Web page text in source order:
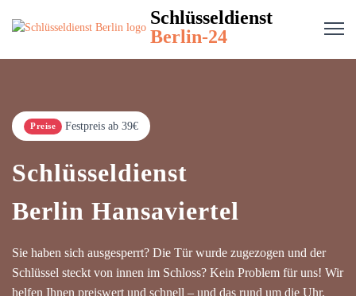
Schlüsseldienst
Berlin-24
Preise Festpreis ab 39€
Schlüsseldienst
Berlin Hansaviertel
Sie haben sich ausgesperrt? Die Tür wurde zugezogen und der
Schlüssel steckt von innen im Schloss? Kein Problem für uns! Wir
helfen Ihnen preiswert und schnell – und das rund um die Uhr.